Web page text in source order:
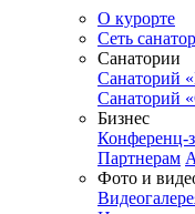
О курорте
Сеть
Санатории
Санаторий
Санаторий
Бизнес
Конференц-
Партнерам
Фото и